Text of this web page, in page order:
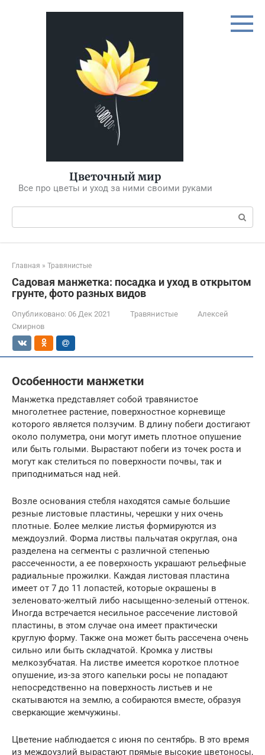
Цветочный мир
Все про цветы и уход за ними своими руками
Поиск:
Главная » Травянистые
Садовая манжетка: посадка и уход в открытом
грунте, фото разных видов
Опубликовано: 06 Дек 2021 Травянистые
Алексей
Смирнов
Особенности манжетки
Манжетка представляет собой травянистое
многолетнее растение, поверхностное корневище
которого является ползучим. В длину побеги достигают
около полуметра, они могут иметь плотное опушение
или быть голыми. Вырастают побеги из точек роста и
могут как стелиться по поверхности почвы, так и
приподниматься над ней.
Возле основания стебля находятся самые большие
резные листовые пластины, черешки у них очень
плотные. Более мелкие листья формируются из
междоузлий. Форма листвы пальчатая округлая, она
разделена на сегменты с различной степенью
рассеченности, а ее поверхность украшают рельефные
радиальные прожилки. Каждая листовая пластина
имеет от 7 до 11 лопастей, которые окрашены в
зеленовато-желтый либо насыщенно-зеленый оттенок.
Иногда встречается несильное рассечение листовой
пластины, в этом случае она имеет практически
круглую форму. Также она может быть рассечена очень
сильно или быть складчатой. Кромка у листвы
мелкозубчатая. На листве имеется короткое плотное
опушение, из-за этого капельки росы не попадают
непосредственно на поверхность листьев и не
скатываются на землю, а собираются вместе, образуя
сверкающие жемчужины.
Цветение наблюдается с июня по сентябрь. В это время
из междоузлий вырастают прямые высокие цветоносы,